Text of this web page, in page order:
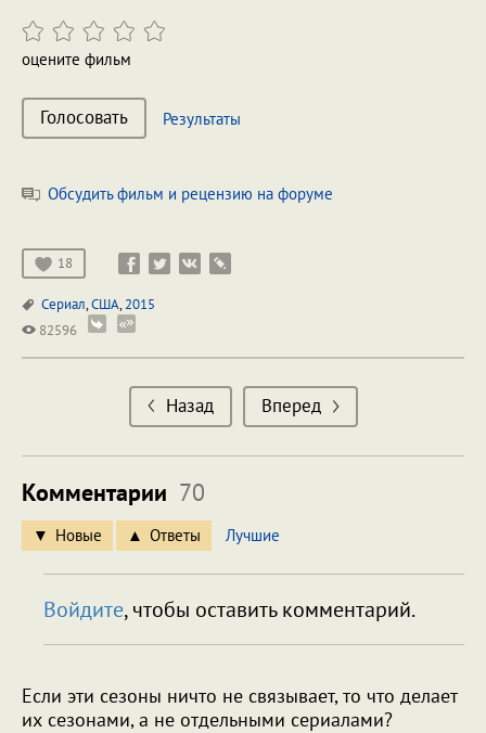
оцените фильм
Голосовать Результаты
Обсудить фильм и рецензию на форуме
18
Сериал,США,2015
82596
Назад Вперед
Комментарии 70
Новые Ответы Лучшие
Войдите, чтобы оставить комментарий.
Если эти сезоны ничто не связывает, то что делает
их сезонами, а не отдельными сериалами?